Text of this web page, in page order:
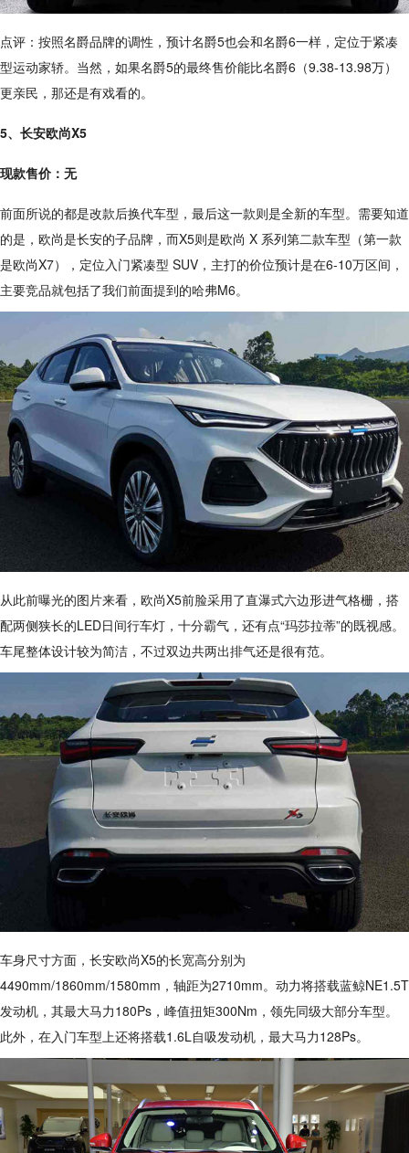
点评：按照名爵品牌的调性，预计名爵5也会和名爵6一样，定位于紧凑
型运动家轿。当然，如果名爵5的最终售价能比名爵6（9.38-13.98万）
更亲民，那还是有戏看的。
5、长安欧尚X5
现款售价：无
前面所说的都是改款后换代车型，最后这一款则是全新的车型。需要知道
的是，欧尚是长安的子品牌，而X5则是欧尚 X 系列第二款车型（第一款
是欧尚X7），定位入门紧凑型 SUV，主打的价位预计是在6-10万区间，
主要竞品就包括了我们前面提到的哈弗M6。
从此前曝光的图片来看，欧尚X5前脸采用了直瀑式六边形进气格栅，搭
配两侧狭长的LED日间行车灯，十分霸气，还有点“玛莎拉蒂”的既视感。
车尾整体设计较为简洁，不过双边共两出排气还是很有范。
车身尺寸方面，长安欧尚X5的长宽高分别为
4490mm/1860mm/1580mm，轴距为2710mm。动力将搭载蓝鲸NE1.5T
发动机，其最大马力180Ps，峰值扭矩300Nm，领先同级大部分车型。
此外，在入门车型上还将搭载1.6L自吸发动机，最大马力128Ps。